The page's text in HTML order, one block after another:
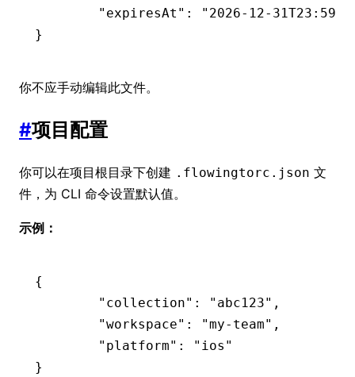
	"expiresAt"
:
"2026-12-
}
你不应手动编辑此文件。
#项目配置
你可以在项目根目录下创建 .flowingtorc.json 文
件，为 CLI 命令设置默认值。
示例：
{
	"collection"
: "abc123" ,
	"workspace"
: "my-team" ,
	"platform"
:
"ios"
}